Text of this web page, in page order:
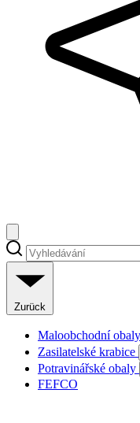
Zurück
Maloobchodní obaly
Zasilatelské krabice
Potravinářské obaly
FEFCO